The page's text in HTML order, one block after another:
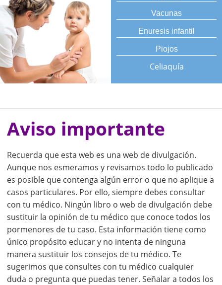
Vacunas
Enuresis infantil
Piojos
Celiaquía
Aviso importante
Recuerda que esta web es una web de divulgación.
Aunque nos esmeramos y revisamos todo lo publicado
es posible que contenga algún error o que no aplique a
casos particulares. Por ello, siempre debes consultar
con tu médico. Ningún libro o web de divulgación debe
sustituir la opinión de tu médico que conoce todos los
pormenores de tu caso. Esta información tiene como
único propósito educar y no intenta de ninguna
manera sustituir los consejos de tu médico. Te
sugerimos que consultes con tu médico cualquier
duda o pregunta que puedas tener. Señalar a todos los